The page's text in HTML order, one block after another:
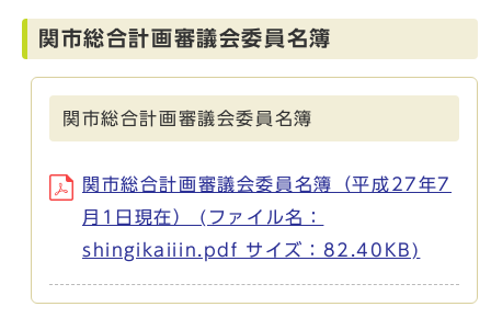
関市総合計画審議会委員名簿
関市総合計画審議会委員名簿
関市総合計画審議会委員名簿（平成27年7
月1日現在） (ファイル名：
shingikaiiin.pdf サイズ：82.40KB)